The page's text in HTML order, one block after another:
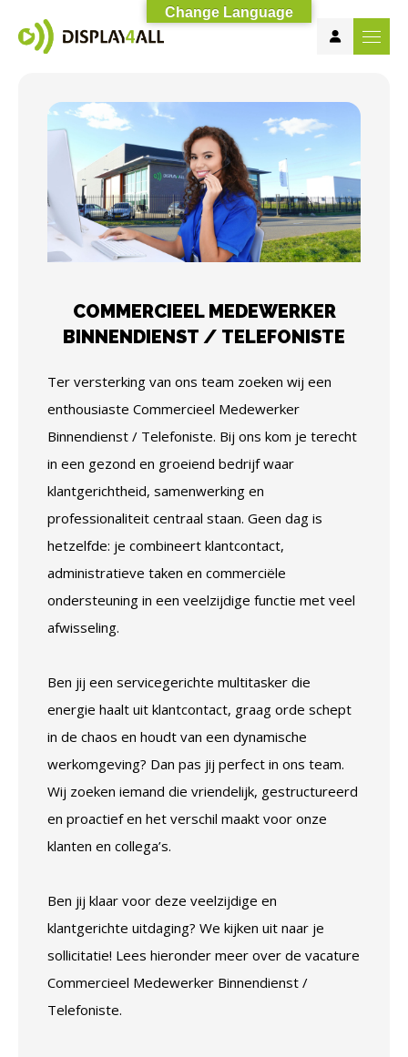
COMMERCIEEL MEDEWERKER
BINNENDIENST / TELEFONISTE
Ter versterking van ons team zoeken wij een
enthousiaste Commercieel Medewerker
Binnendienst / Telefoniste. Bij ons kom je terecht
in een gezond en groeiend bedrijf waar
klantgerichtheid, samenwerking en
professionaliteit centraal staan. Geen dag is
hetzelfde: je combineert klantcontact,
administratieve taken en commerciële
ondersteuning in een veelzijdige functie met veel
afwisseling.
Ben jij een servicegerichte multitasker die
energie haalt uit klantcontact, graag orde schept
in de chaos en houdt van een dynamische
werkomgeving? Dan pas jij perfect in ons team.
Wij zoeken iemand die vriendelijk, gestructureerd
en proactief en het verschil maakt voor onze
klanten en collega’s.
Ben jij klaar voor deze veelzijdige en
klantgerichte uitdaging? We kijken uit naar je
sollicitatie! Lees hieronder meer over de vacature
Commercieel Medewerker Binnendienst /
Telefoniste.
Change Language